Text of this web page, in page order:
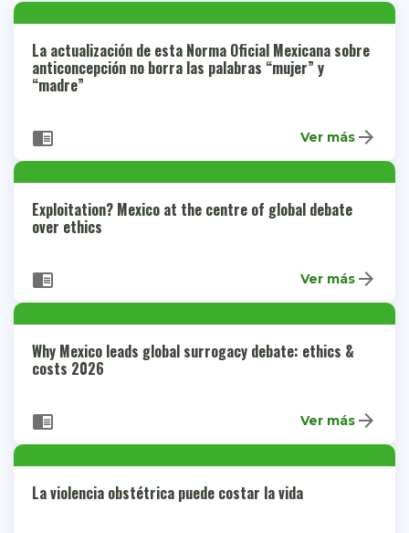
La actualización de esta Norma Oficial Mexicana sobre
anticoncepción no borra las palabras “mujer” y
“madre”
chrome_reader_mode Ver más arrow_forward
Exploitation? Mexico at the centre of global debate
over ethics
chrome_reader_mode Ver más arrow_forward
Why Mexico leads global surrogacy debate: ethics &
costs 2026
chrome_reader_mode Ver más arrow_forward
La violencia obstétrica puede costar la vida